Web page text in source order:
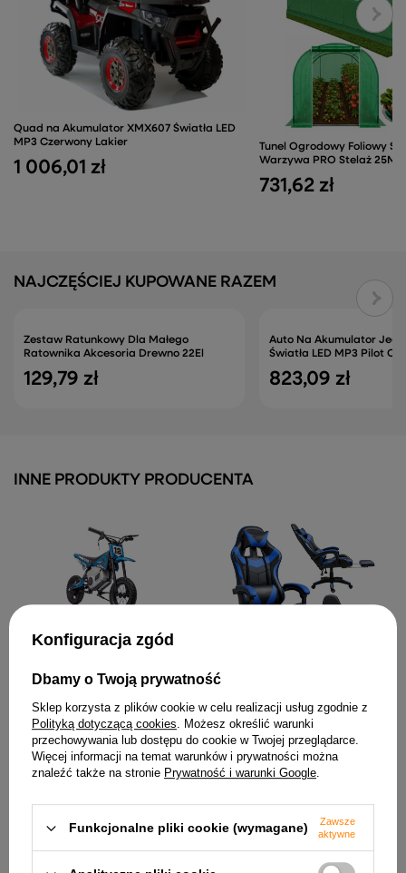
Quad na Akumulator XMX607 Światła LED
MP3 Czerwony Lakier
1 006,01 zł
Tunel Ogrodowy Foliowy
Warzywa PRO Stelaż
731,62 zł
NAJCZĘŚCIEJ KUPOWANE RAZEM
Zestaw Ratunkowy Dla Małego
Ratownika Akcesoria Drewno 22El
129,79 zł
Auto Na Akumulator Jeep
Światła LED MP3 Pilot
823,09 zł
INNE PRODUKTY PRODUCENTA
Motor Crossowy Na
Akumulator A9901 Niebieski
1 609,68 zł
Obrotowy Biurowy Z
Podnóżkiem Poduszki
Czarno-Niebieski
246,87 zł
Konfiguracja zgód
Dbamy o Twoją prywatność
Sklep korzysta z plików cookie w celu realizacji usług zgodnie z
Polityką dotyczącą cookies. Możesz określić warunki
przechowywania lub dostępu do cookie w Twojej przeglądarce.
Więcej informacji na temat warunków i prywatności można
znaleźć także na stronie Prywatność i warunki Google.
Funkcjonalne pliki cookie (wymagane)
Zawsze
aktywne